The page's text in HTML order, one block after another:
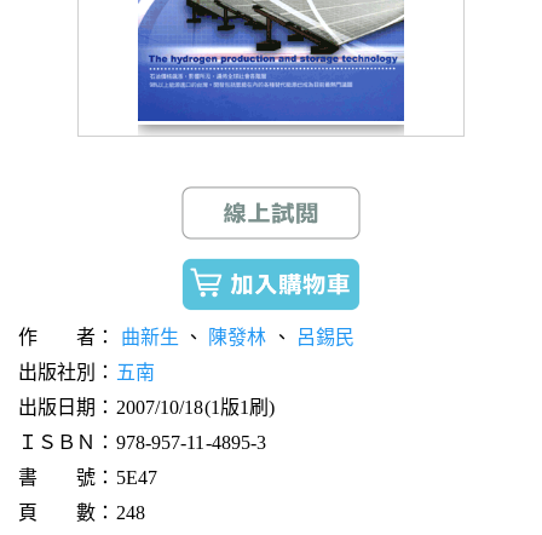
作 者： 曲新生 、 陳發林 、
呂錫民
出版社別： 五南
出版日期：2007/10/18(1版1刷)
ＩＳＢＮ：978-957-11-4895-3
書 號：5E47
頁 數：248